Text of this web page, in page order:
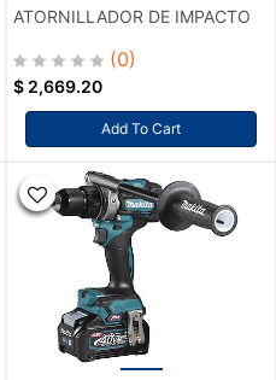
ATORNILLADOR DE IMPACTO
(0)
$ 2,669.20
Add To Cart